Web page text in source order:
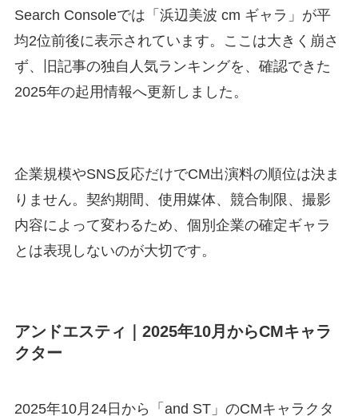
Search Consoleでは「浜辺美波 cm ギャラ」が平
均2位前後に表示されています。ここは大きく崩さ
ず、旧記事の独自人気ランキングを、確認できた
2025年の起用情報へ更新しました。
企業規模やSNS反応だけでCM出演料の順位は決ま
りません。契約期間、使用媒体、競合制限、撮影
内容によって変わるため、個別企業の確定ギャラ
とは表現しないのが大切です。
アンドエスティ｜2025年10月からCMキャラ
クター
2025年10月24日から「and ST」のCMキャラクタ